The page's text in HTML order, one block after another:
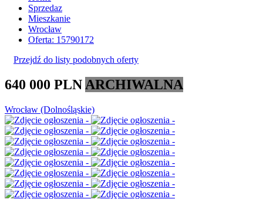
Sprzedaz
Mieszkanie
Wrocław
Oferta: 15790172
Przejdź do listy podobnych oferty
640 000 PLN ARCHIWALNA
Wrocław (Dolnośląskie)